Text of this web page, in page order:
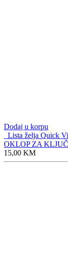
Dodaj u korpu
Lista želja Quick
OKLOP ZA
15,00 KM